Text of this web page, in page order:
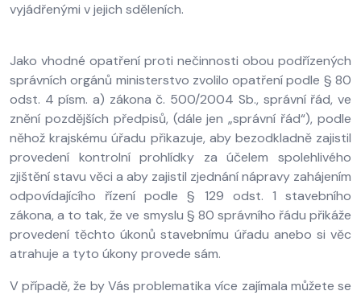
vyjádřenými v jejich sděleních.
Jako vhodné opatření proti nečinnosti obou podřízených
správních orgánů ministerstvo zvolilo opatření podle § 80
odst. 4 písm. a) zákona č. 500/2004 Sb., správní řád, ve
znění pozdějších předpisů, (dále jen „správní řád“), podle
něhož krajskému úřadu přikazuje, aby bezodkladně zajistil
provedení kontrolní prohlídky za účelem spolehlivého
zjištění stavu věci a aby zajistil zjednání nápravy zahájením
odpovídajícího řízení podle § 129 odst. 1 stavebního
zákona, a to tak, že ve smyslu § 80 správního řádu přikáže
provedení těchto úkonů stavebnímu úřadu anebo si věc
atrahuje a tyto úkony provede sám.
V případě, že by Vás problematika více zajímala můžete se